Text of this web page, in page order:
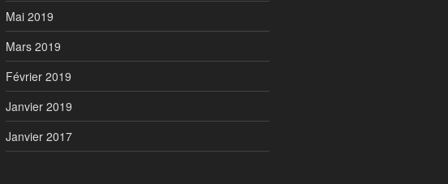
Mai 2019
Mars 2019
Février 2019
Janvier 2019
Janvier 2017